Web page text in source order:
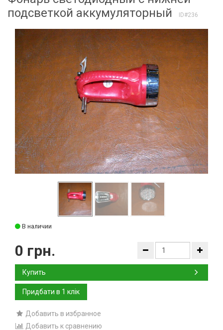
подсветкой аккумуляторный
ID#236
В наличии
0 грн.
Купить
Добавить в избранное
Добавить к сравнению